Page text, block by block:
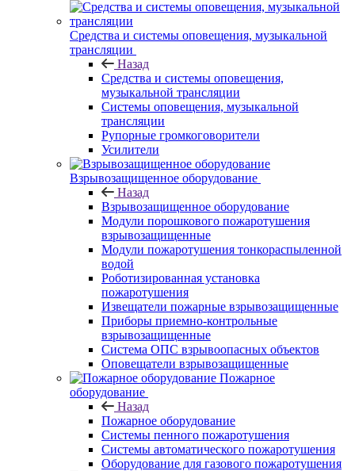
Средства и системы оповещения, музыкальной
трансляции
Назад
Средства и системы оповещения,
музыкальной трансляции
Системы оповещения, музыкальной
трансляции
Рупорные громкоговорители
Усилители
Взрывозащищенное оборудование
Назад
Взрывозащищенное оборудование
Модули порошкового пожаротушения
взрывозащищенные
Модули пожаротушения тонкораспыленной
водой
Роботизированная установка
пожаротушения
Извещатели пожарные взрывозащищенные
Приборы приемно-контрольные
взрывозащищенные
Система ОПС взрывоопасных объектов
Оповещатели взрывозащищенные
Пожарное
оборудование
Назад
Пожарное оборудование
Системы пенного пожаротушения
Системы автоматического пожаротушения
Оборудование для газового пожаротушения